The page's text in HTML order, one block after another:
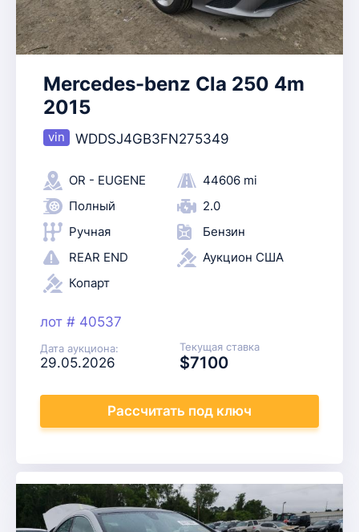
Mercedes-benz Cla 250 4m
2015
WDDSJ4GB3FN275349
OR - EUGENE
44606 mi
Полный
2.0
Ручная
Бензин
REAR END
Аукцион США
Копарт
лот # 40537
Дата аукциона:
29.05.2026
Текущая ставка
$7100
Рассчитать под ключ